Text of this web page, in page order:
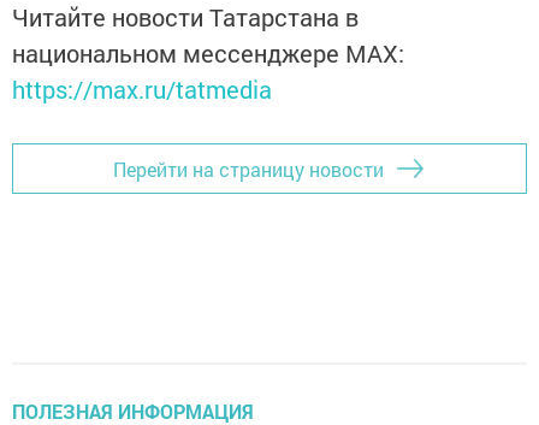
Читайте новости Татарстана в
национальном мессенджере MАХ:
https://max.ru/tatmedia
Перейти на страницу новости
ПОЛЕЗНАЯ ИНФОРМАЦИЯ